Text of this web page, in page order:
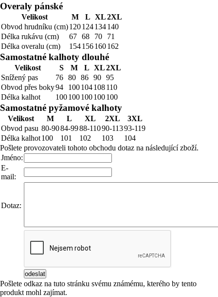
Overaly pánské
Velikost M L XL2XL
Obvod hrudníku (cm)120124134140
Délka rukávu (cm)
67 68 70
71
Délka overalu (cm)
154156160162
Samostatné kalhoty dlouhé
Velikost S M L XL2XL
Snížený pas
76 80 86 90 95
Obvod přes boky94 100104108110
Délka kalhot
100100100100100
Samostatné pyžamové kalhoty
Velikost M L XL 2XL
3XL
Obvod pasu 80-9084-9988-11090-11393-119
Délka kalhot100 101 102 103
104
Pošlete provozovateli tohoto obchodu dotaz na následující zboží.
Jméno:
E-
mail:
Dotaz:
Pošlete odkaz na tuto stránku svému známému, kterého by tento
produkt mohl zajímat.